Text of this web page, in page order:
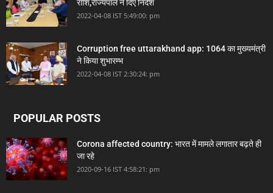
राशि,राज्यपाल ने दिए निर्देश
2022-04-08 IST 5:49:00: pm
Corruption free uttarakhand app: 1064 का मुख्यमंत्री
ने किया शुभारम्भ
2022-04-08 IST 2:30:24: pm
POPULAR POSTS
Corona affected country: भारत में मामले लगातार बढ़ते ही
जा रहे
2020-09-16 IST 4:58:21: pm